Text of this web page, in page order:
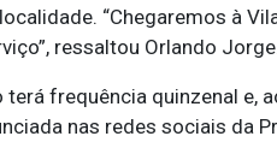
“Chegaremos à
ressaltou Orlando Jorge.
frequência quinzenal e,
nas redes sociais da